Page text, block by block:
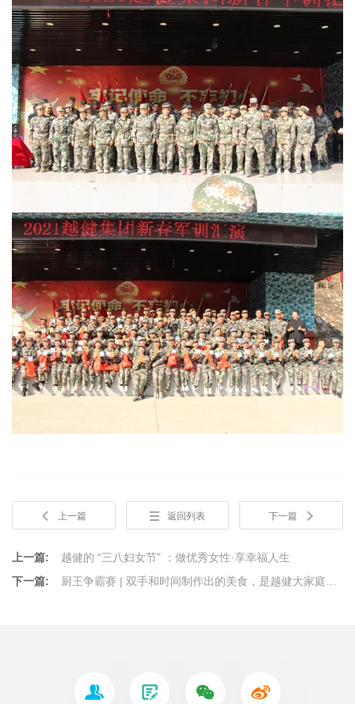
上一篇 返回列表 下一篇
上一篇:
越健的 “三八妇女节” ：做优秀女性·享幸福人生
下一篇:
厨王争霸赛 | 双手和时间制作出的美食，是越健大家庭冬日里的第一份温暖。